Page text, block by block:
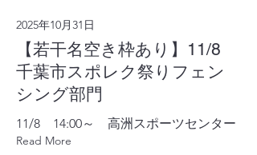
2025年10月31日
【若干名空き枠あり】11/8
千葉市スポレク祭りフェン
シング部門
11/8 14:00～ 高洲スポーツセンター
Read More